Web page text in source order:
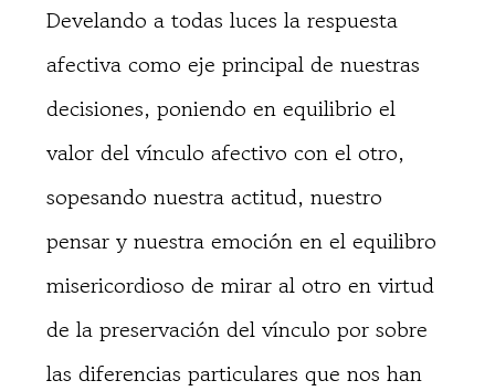
Develando a todas luces la respuesta
afectiva como eje principal de nuestras
decisiones, poniendo en equilibrio el
valor del vínculo afectivo con el otro,
sopesando nuestra actitud, nuestro
pensar y nuestra emoción en el equilibro
misericordioso de mirar al otro en virtud
de la preservación del vínculo por sobre
las diferencias particulares que nos han